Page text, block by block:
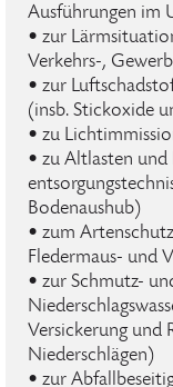
Ausführungen im
• zur
Verkehrs-,
• zur
(insb. Stickoxide
• zu
• zu Altlasten und
Bodenaushub)
• zum
Fledermaus- und
• zur Schmutz-
Versickerung und
Niederschlägen)
• zur